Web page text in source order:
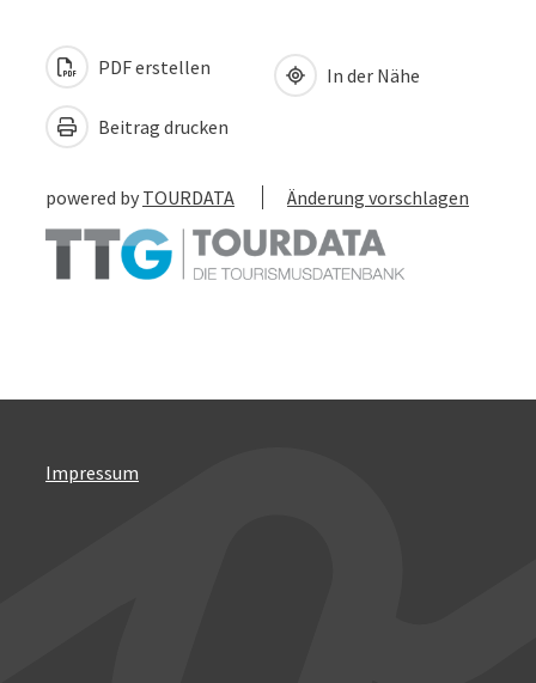
PDF erstellen
Beitrag drucken
In der Nähe
powered by TOURDATA Änderung vorschlagen
Impressum